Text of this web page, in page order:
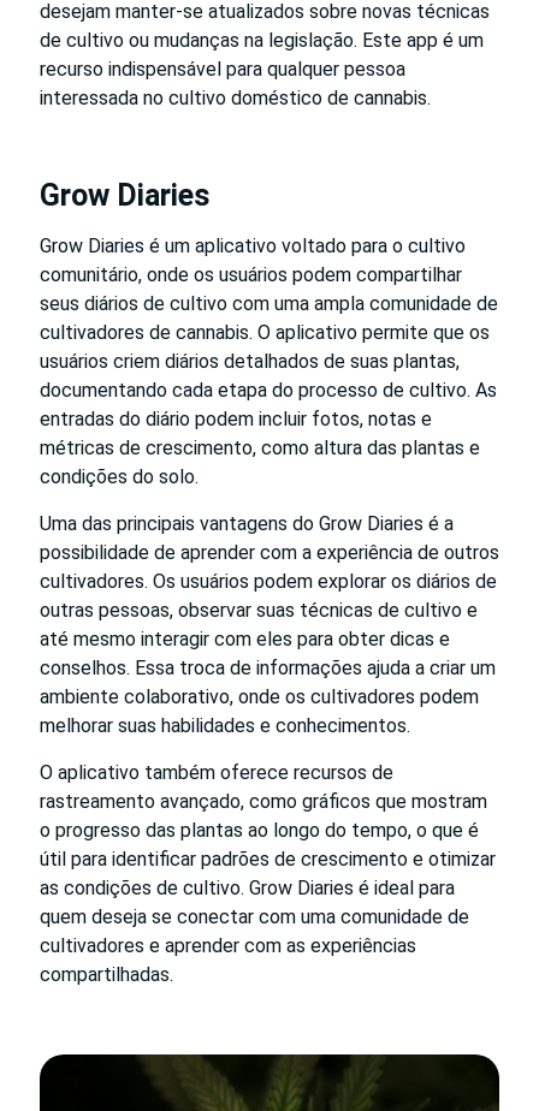
desejam manter-se atualizados sobre novas técnicas
de cultivo ou mudanças na legislação. Este app é um
recurso indispensável para qualquer pessoa
interessada no cultivo doméstico de cannabis.
Grow Diaries
Grow Diaries é um aplicativo voltado para o cultivo
comunitário, onde os usuários podem compartilhar
seus diários de cultivo com uma ampla comunidade de
cultivadores de cannabis. O aplicativo permite que os
usuários criem diários detalhados de suas plantas,
documentando cada etapa do processo de cultivo. As
entradas do diário podem incluir fotos, notas e
métricas de crescimento, como altura das plantas e
condições do solo.
Uma das principais vantagens do Grow Diaries é a
possibilidade de aprender com a experiência de outros
cultivadores. Os usuários podem explorar os diários de
outras pessoas, observar suas técnicas de cultivo e
até mesmo interagir com eles para obter dicas e
conselhos. Essa troca de informações ajuda a criar um
ambiente colaborativo, onde os cultivadores podem
melhorar suas habilidades e conhecimentos.
O aplicativo também oferece recursos de
rastreamento avançado, como gráficos que mostram
o progresso das plantas ao longo do tempo, o que é
útil para identificar padrões de crescimento e otimizar
as condições de cultivo. Grow Diaries é ideal para
quem deseja se conectar com uma comunidade de
cultivadores e aprender com as experiências
compartilhadas.